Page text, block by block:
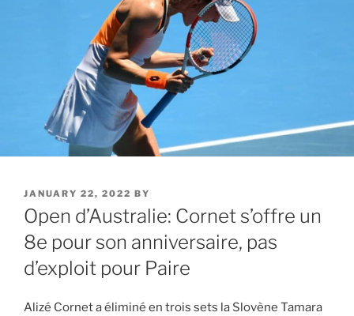
POSTED
ON
JANUARY 22, 2022 BY
Open d’Australie: Cornet s’offre un
8e pour son anniversaire, pas
d’exploit pour Paire
Alizé Cornet a éliminé en trois sets la Slovène Tamara